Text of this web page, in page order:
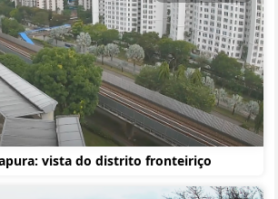
vista do distrito fronteiriço